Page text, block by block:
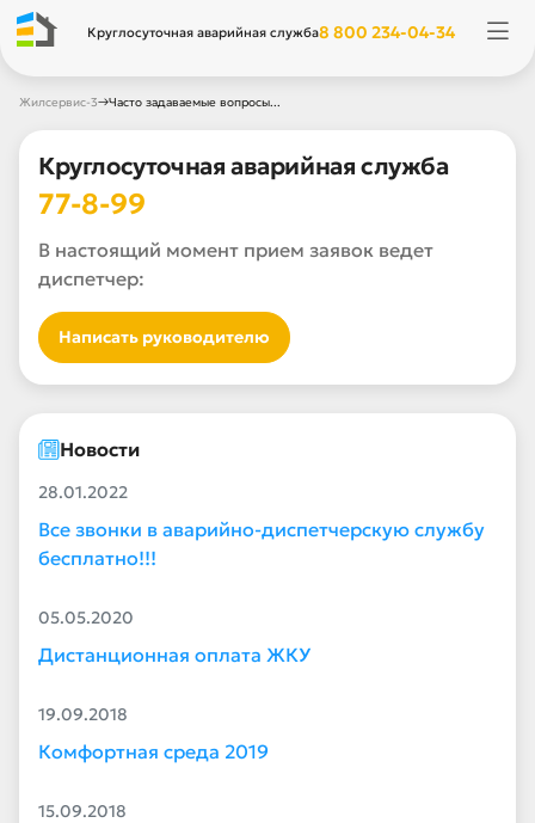
Круглосуточная аварийная служба8 800 234-04-34
Жилсервис-3→Часто задаваемые вопросы...
Круглосуточная аварийная служба
77-8-99
В настоящий момент прием заявок ведет
диспетчер:
Написать руководителю
Новости
28.01.2022
Все звонки в аварийно-диспетчерскую службу
бесплатно!!!
05.05.2020
Дистанционная оплата ЖКУ
19.09.2018
Комфортная среда 2019
15.09.2018